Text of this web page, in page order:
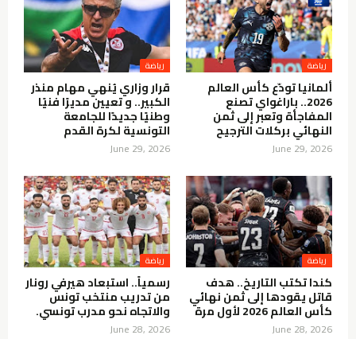
رياضة
ألمانيا تودّع كأس العالم
2026.. باراغواي تصنع
المفاجأة وتعبر إلى ثمن
النهائي بركلات الترجيح
June 29, 2026
رياضة
قرار وزاري يُنهي مهام منذر
الكبير.. و تعيين مديرًا فنيًا
وطنيًا جديدًا للجامعة
التونسية لكرة القدم
June 29, 2026
رياضة
كندا تكتب التاريخ.. هدف
قاتل يقودها إلى ثمن نهائي
كأس العالم 2026 لأول مرة
June 28, 2026
رياضة
رسمياً.. استبعاد هيرفي رونار
من تدريب منتخب تونس
والاتجاه نحو مدرب تونسي.
June 28, 2026